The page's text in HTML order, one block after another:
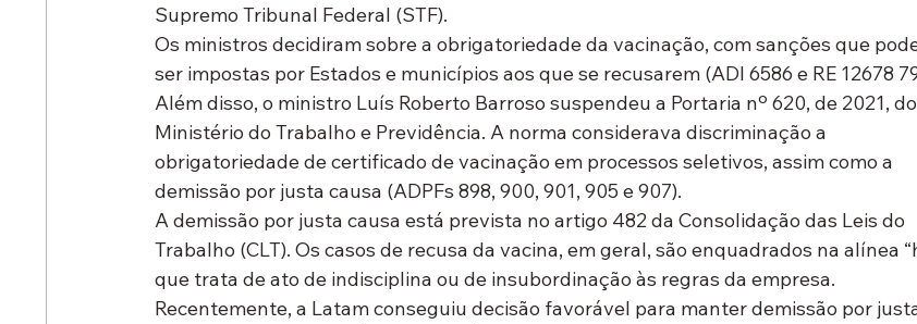
Supremo Tribunal Federal (STF).
Os ministros decidiram sobre a obrigatoriedade da vacinação, com sanções que
ser impostas por Estados e municípios aos que se recusarem (ADI 6586 e RE 12678
Além disso, o ministro Luís Roberto Barroso suspendeu a Portaria nº 620, de 2021, do
Ministério do Trabalho e Previdência. A norma considerava discriminação a
obrigatoriedade de certificado de vacinação em processos seletivos, assim como a
demissão por justa causa (ADPFs 898, 900, 901, 905 e 907).
A demissão por justa causa está prevista no artigo 482 da Consolidação das Leis do
Trabalho (CLT). Os casos de recusa da vacina, em geral, são enquadrados na alínea
que trata de ato de indisciplina ou de insubordinação às regras da empresa.
Recentemente, a Latam conseguiu decisão favorável para manter demissão por